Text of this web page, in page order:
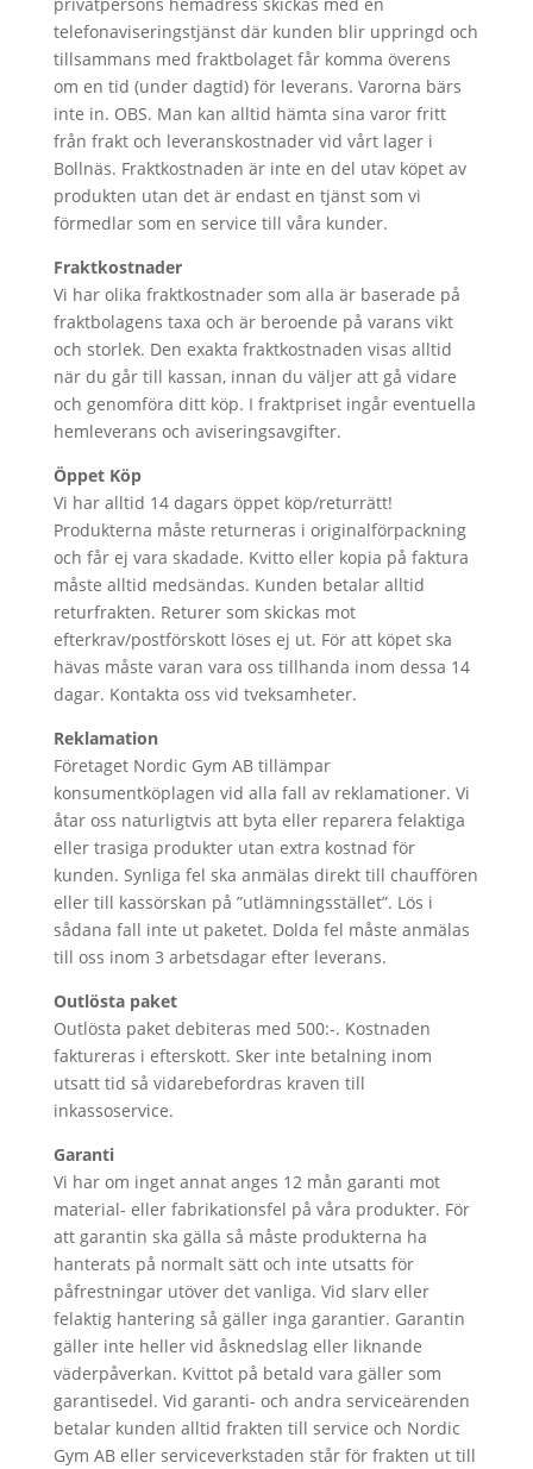
telefonaviseringstjänst där kunden blir uppringd och
tillsammans med fraktbolaget får komma överens
om en tid (under dagtid) för leverans. Varorna bärs
inte in. OBS. Man kan alltid hämta sina varor fritt
från frakt och leveranskostnader vid vårt lager i
Bollnäs. Fraktkostnaden är inte en del utav köpet av
produkten utan det är endast en tjänst som vi
förmedlar som en service till våra kunder.
Fraktkostnader
Vi har olika fraktkostnader som alla är baserade på
fraktbolagens taxa och är beroende på varans vikt
och storlek. Den exakta fraktkostnaden visas alltid
när du går till kassan, innan du väljer att gå vidare
och genomföra ditt köp. I fraktpriset ingår eventuella
hemleverans och aviseringsavgifter.
Öppet Köp
Vi har alltid 14 dagars öppet köp/returrätt!
Produkterna måste returneras i originalförpackning
och får ej vara skadade. Kvitto eller kopia på faktura
måste alltid medsändas. Kunden betalar alltid
returfrakten. Returer som skickas mot
efterkrav/postförskott löses ej ut. För att köpet ska
hävas måste varan vara oss tillhanda inom dessa 14
dagar. Kontakta oss vid tveksamheter.
Reklamation
Företaget Nordic Gym AB tillämpar
konsumentköplagen vid alla fall av reklamationer. Vi
åtar oss naturligtvis att byta eller reparera felaktiga
eller trasiga produkter utan extra kostnad för
kunden. Synliga fel ska anmälas direkt till chauffören
eller till kassörskan på ”utlämningsstället”. Lös i
sådana fall inte ut paketet. Dolda fel måste anmälas
till oss inom 3 arbetsdagar efter leverans.
Outlösta paket
Outlösta paket debiteras med 500:-. Kostnaden
faktureras i efterskott. Sker inte betalning inom
utsatt tid så vidarebefordras kraven till
inkassoservice.
Garanti
Vi har om inget annat anges 12 mån garanti mot
material- eller fabrikationsfel på våra produkter. För
att garantin ska gälla så måste produkterna ha
hanterats på normalt sätt och inte utsatts för
påfrestningar utöver det vanliga. Vid slarv eller
felaktig hantering så gäller inga garantier. Garantin
gäller inte heller vid åsknedslag eller liknande
väderpåverkan. Kvittot på betald vara gäller som
garantisedel. Vid garanti- och andra serviceärenden
betalar kunden alltid frakten till service och Nordic
Gym AB eller serviceverkstaden står för frakten ut till